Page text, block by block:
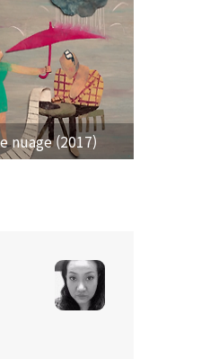
nuage (2017)